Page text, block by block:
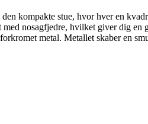
kompakte stue, hvor hver en
med nosagfjedre, hvilket giver dig
metal. Metallet skaber en